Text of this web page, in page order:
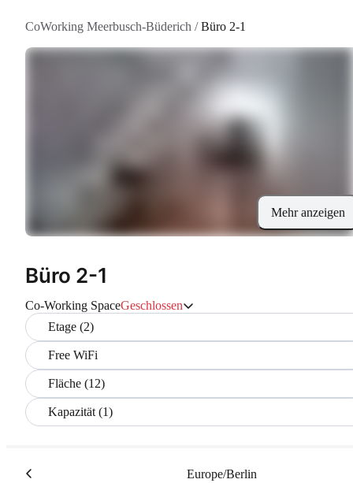
CoWorking Meerbusch-Büderich /Büro 2-1
Mehr anzeigen
Büro 2-1
Co-Working SpaceGeschlossen
Etage (2)
Free WiFi
Fläche (12)
Kapazität (1)
Europe/Berlin